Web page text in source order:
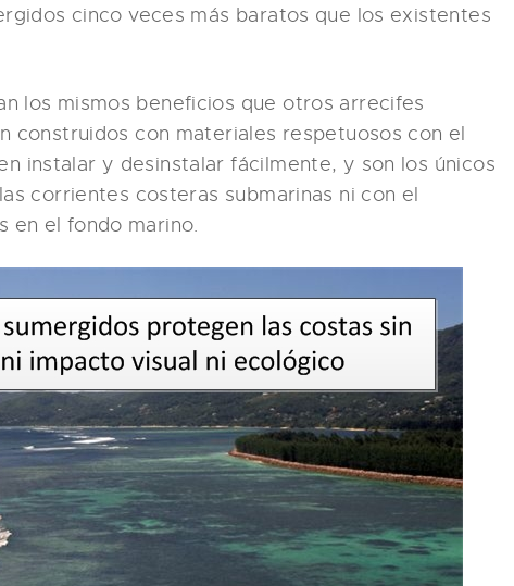
cinco veces más baratos que los existentes
los mismos beneficios que otros arrecifes
construidos con materiales respetuosos con el
instalar y desinstalar fácilmente, y son los únicos
corrientes costeras submarinas ni con el
en el fondo marino.